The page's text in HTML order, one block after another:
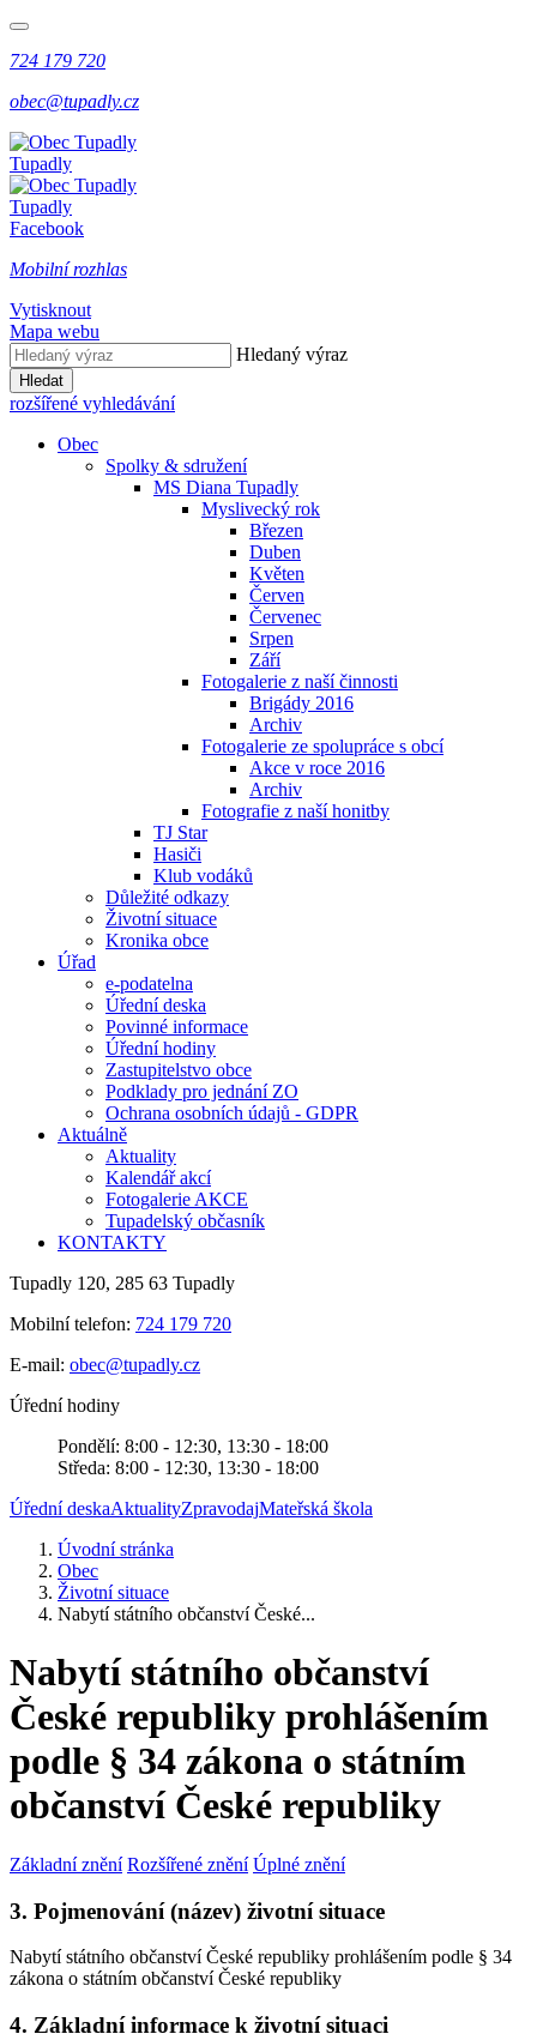
724 179 720
obec@tupadly.cz
Tupadly
Tupadly
Facebook
Mobilní rozhlas
Vytisknout
Mapa webu
Hledaný výraz
Hledat
rozšířené vyhledávání
Obec
Spolky & sdružení
MS Diana Tupadly
Myslivecký rok
Březen
Duben
Květen
Červen
Červenec
Srpen
Září
Fotogalerie z naší činnosti
Brigády 2016
Archiv
Fotogalerie ze spolupráce s obcí
Akce v roce 2016
Archiv
Fotografie z naší honitby
TJ Star
Hasiči
Klub vodáků
Důležité odkazy
Životní situace
Kronika obce
Úřad
e-podatelna
Úřední deska
Povinné informace
Úřední hodiny
Zastupitelstvo obce
Podklady pro jednání ZO
Ochrana osobních údajů - GDPR
Aktuálně
Aktuality
Kalendář akcí
Fotogalerie AKCE
Tupadelský občasník
KONTAKTY
Tupadly 120, 285 63 Tupadly
Mobilní telefon: 724 179 720
E-mail: obec@tupadly.cz
Úřední hodiny
Pondělí: 8:00 - 12:30, 13:30 - 18:00
Středa: 8:00 - 12:30, 13:30 - 18:00
Úřední deskaAktualityZpravodajMateřská škola
Úvodní stránka
Obec
Životní situace
Nabytí státního občanství České...
Nabytí státního občanství
České republiky prohlášením
podle § 34 zákona o státním
občanství České republiky
Základní znění Rozšířené znění Úplné znění
3. Pojmenování (název) životní situace
Nabytí státního občanství České republiky prohlášením podle § 34
zákona o státním občanství České republiky
4. Základní informace k životní situaci